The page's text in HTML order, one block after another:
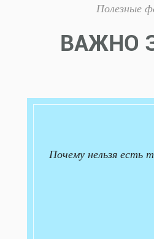
Полезные
ВАЖНО
Почему нельзя есть